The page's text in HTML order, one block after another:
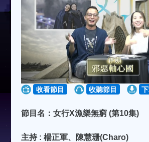
收看節目 收聽節目
節目名：女行X漁樂無窮 (第10集)
主持 : 楊正軍、陳慧珊(Charo)